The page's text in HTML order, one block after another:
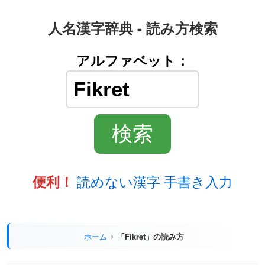
人名漢字辞典 - 読み方検索
アルファベット：
便利！ 読めない漢字 手書き入力
ホーム 「Fikret」の読み方